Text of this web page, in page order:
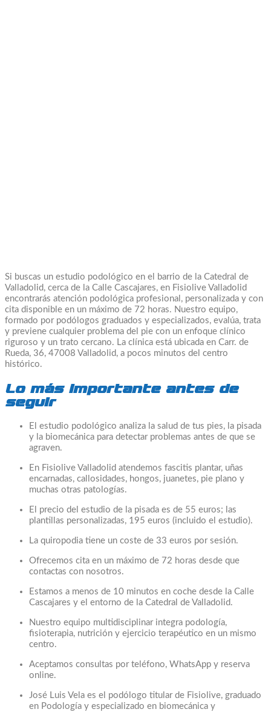
Si buscas un estudio podológico en el barrio de la Catedral de
Valladolid, cerca de la Calle Cascajares, en Fisiolive Valladolid
encontrarás atención podológica profesional, personalizada y con
cita disponible en un máximo de 72 horas. Nuestro equipo,
formado por podólogos graduados y especializados, evalúa, trata
y previene cualquier problema del pie con un enfoque clínico
riguroso y un trato cercano. La clínica está ubicada en Carr. de
Rueda, 36, 47008 Valladolid, a pocos minutos del centro
histórico.
Lo más importante antes de
seguir
El estudio podológico analiza la salud de tus pies, la pisada
y la biomecánica para detectar problemas antes de que se
agraven.
En Fisiolive Valladolid atendemos fascitis plantar, uñas
encarnadas, callosidades, hongos, juanetes, pie plano y
muchas otras patologías.
El precio del estudio de la pisada es de 55 euros; las
plantillas personalizadas, 195 euros (incluido el estudio).
La quiropodia tiene un coste de 33 euros por sesión.
Ofrecemos cita en un máximo de 72 horas desde que
contactas con nosotros.
Estamos a menos de 10 minutos en coche desde la Calle
Cascajares y el entorno de la Catedral de Valladolid.
Nuestro equipo multidisciplinar integra podología,
fisioterapia, nutrición y ejercicio terapéutico en un mismo
centro.
Aceptamos consultas por teléfono, WhatsApp y reserva
online.
José Luis Vela es el podólogo titular de Fisiolive, graduado
en Podología y especializado en biomecánica y